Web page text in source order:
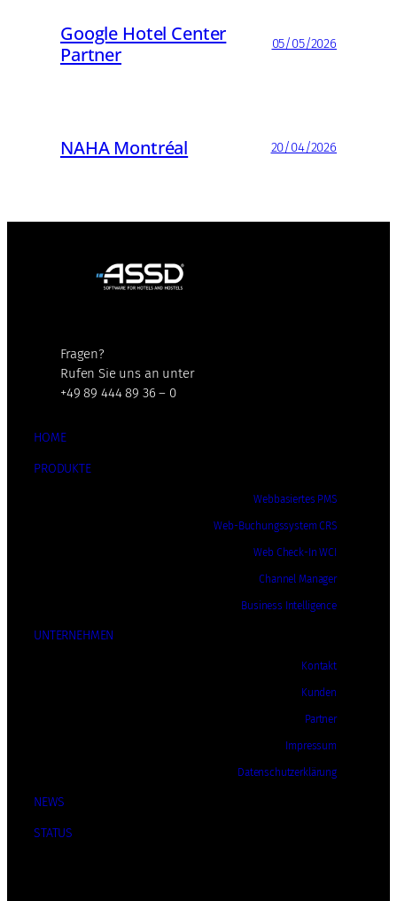
Google Hotel Center
Partner
05/05/2026
NAHA Montréal 20/04/2026
Fragen?
Rufen Sie uns an unter
+49 89 444 89 36 – 0
HOME
PRODUKTE
Webbasiertes PMS
Web-Buchungssystem CRS
Web Check-In WCI
Channel Manager
Business Intelligence
UNTERNEHMEN
Kontakt
Kunden
Partner
Impressum
Datenschutzerklärung
NEWS
STATUS